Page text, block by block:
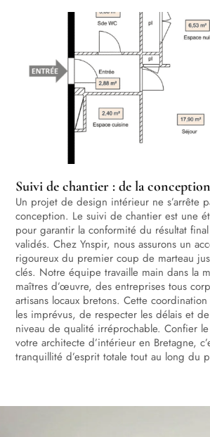
Suivi de chantier : de la
Un projet de design intérieur ne s’arrête
conception. Le suivi de chantier est une
pour garantir la conformité du résultat
validés. Chez Ynspir, nous assurons un
rigoureux du premier coup de marteau
clés. Notre équipe travaille main dans la
maîtres d’œuvre, des entreprises tous
artisans locaux bretons. Cette
les imprévus, de respecter les délais et
niveau de qualité irréprochable. Confier
votre architecte d’intérieur en Bretagne,
tranquillité d’esprit totale tout au long du